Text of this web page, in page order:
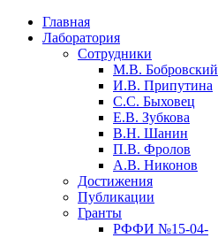
Главная
Лаборатория
Сотрудники
М.В. Бобровский
И.В. Припутина
С.С. Быховец
Е.В. Зубкова
В.Н. Шанин
П.В. Фролов
А.В. Никонов
Достижения
Публикации
Гранты
РФФИ №15-04-